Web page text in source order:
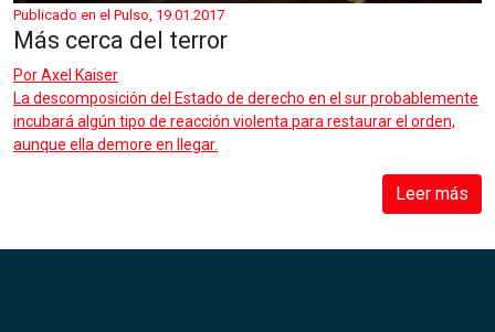
Publicado en el Pulso, 19.01.2017
Más cerca del terror
PorAxel Kaiser
La descomposición del Estado de derecho en el sur probablemente
incubará algún tipo de reacción violenta para restaurar el orden,
aunque ella demore en llegar.
Leer más